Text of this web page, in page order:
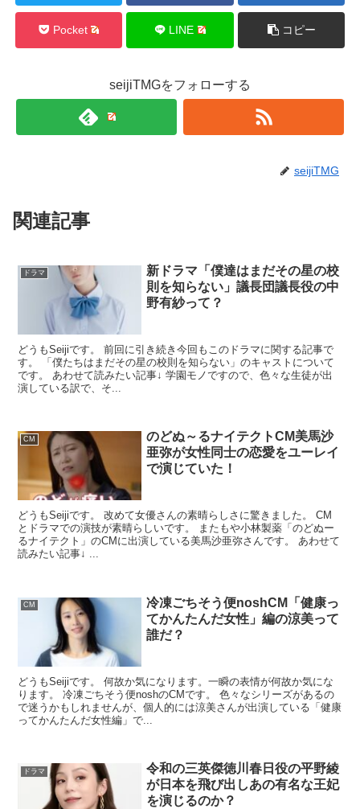
Pocket LINE コピー
seijiTMGをフォローする
seijiTMG
関連記事
ドラマ
新ドラマ「僕達はまだその星の校
則を知らない」議長団議長役の中
野有紗って？
どうもSeijiです。 前回に引き続き今回もこのドラマに関する記事で
す。 「僕たちはまだその星の校則を知らない」のキャストについて
です。 あわせて読みたい記事↓ 学園モノですので、色々な生徒が出
演している訳で、そ...
CM
のどぬ～るナイテクトCM美馬沙
亜弥が女性同士の恋愛をユーレイ
で演じていた！
どうもSeijiです。 改めて女優さんの素晴らしさに驚きました。 CM
とドラマでの演技が素晴らしいです。 またもや小林製薬「のどぬー
るナイテクト」のCMに出演している美馬沙亜弥さんです。 あわせて
読みたい記事↓ ...
CM
冷凍ごちそう便noshCM「健康っ
てかんたんだ女性」編の涼美って
誰だ？
どうもSeijiです。 何故か気になります。一瞬の表情が何故か気にな
ります。 冷凍ごちそう便noshのCMです。 色々なシリーズがあるの
で迷うかもしれませんが、個人的には涼美さんが出演している「健康
ってかんたんだ女性編」で...
ドラマ
令和の三英傑徳川春日役の平野綾
が日本を飛び出しあの有名な王妃
を演じるのか？